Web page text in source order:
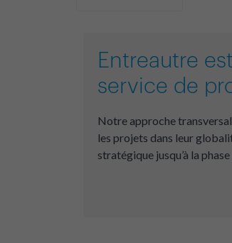
Entreautre
service de
Notre approche
les projets dans leur
stratégique jusqu’à la